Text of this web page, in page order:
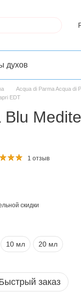
духов
Acqua di Parma Acqua di
EDT
1 отзыв
скидки
10 мл 20 мл
заказ